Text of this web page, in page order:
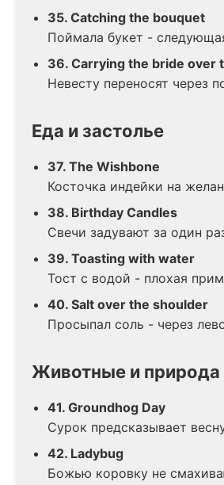
35. Catching the bouquet
Поймала букет -
36. Carrying the bride over
Невесту переносят через
Еда и застолье
37. The Wishbone
Косточка индейки на
38. Birthday Candles
Свечи задувают за один
39. Toasting with water
Тост с водой - плохая
40. Salt over the shoulder
Просыпал соль - через
Животные и природа
41. Groundhog Day
Сурок предсказывает
42. Ladybug
Божью коровку не